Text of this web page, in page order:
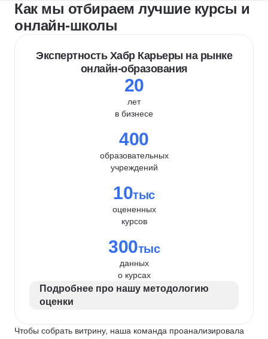
Как мы отбираем лучшие курсы и
онлайн-школы
Экспертность Хабр Карьеры на рынке
онлайн-образования
20
лет
в бизнесе
400
образовательных
учреждений
10тыс
оцененных
курсов
300тыс
данных
о курсах
Подробнее про нашу методологию
оценки
Чтобы собрать витрину, наша команда проанализировала